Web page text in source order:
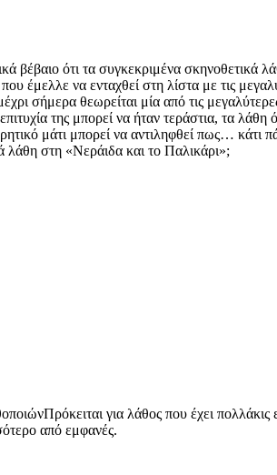
βέβαιο ότι τα συγκεκριμένα
έμελλε να ενταχθεί στη λίστα με τις
σήμερα θεωρείται μία από τις
της μπορεί να ήταν τεράστια, τα
μάτι μπορεί να αντιληφθεί πως…
λάθη στη «Νεράιδα και το Παλικάρι»;
για λάθος που έχει πολλάκις
από εμφανές.